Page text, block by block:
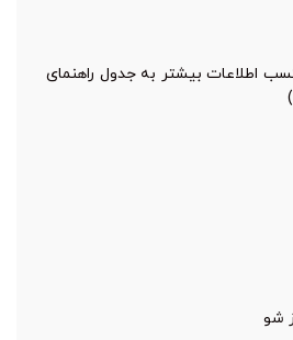
90 ( برای کسب اطلاعات بیشتر به جدول راهنمای
شو